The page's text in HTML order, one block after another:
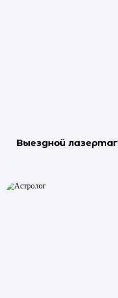
Выездной лазертаг